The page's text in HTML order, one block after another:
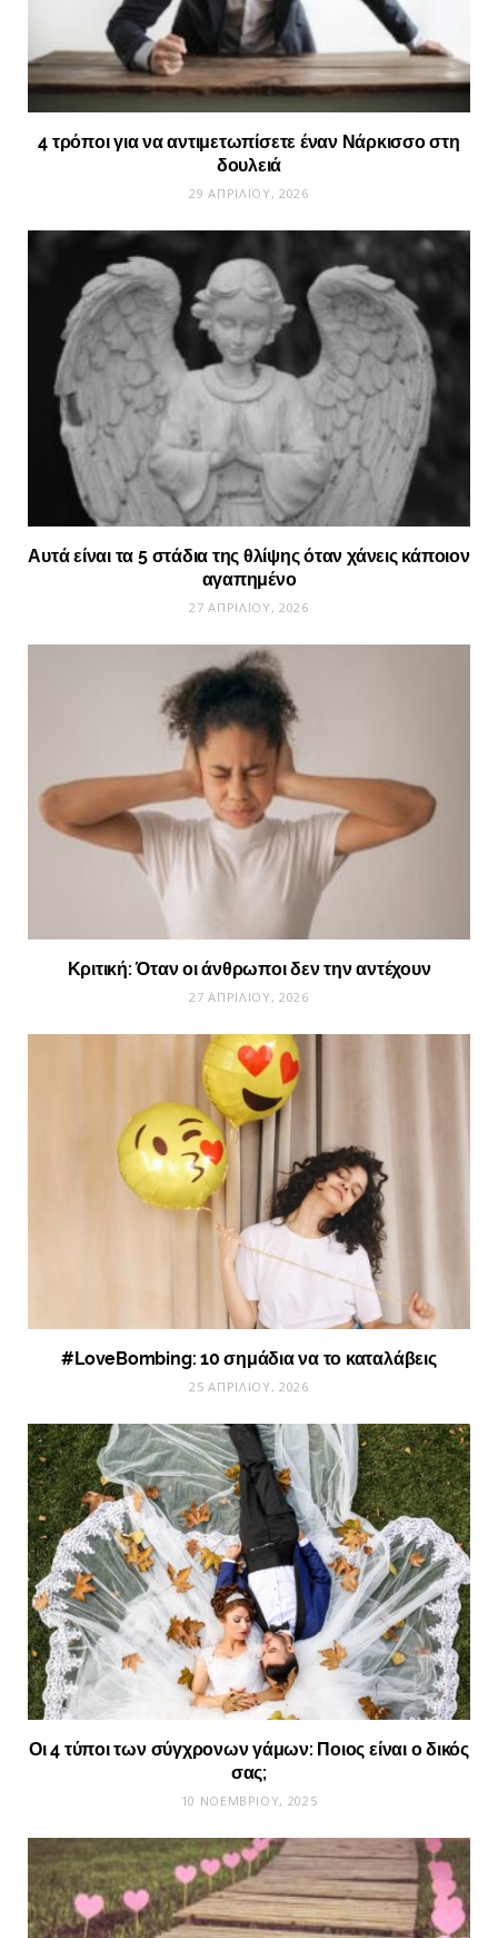
4 τρόποι για να αντιμετωπίσετε έναν Νάρκισσο στη
δουλειά
29 ΑΠΡΙΛΊΟΥ, 2026
Αυτά είναι τα 5 στάδια της θλίψης όταν χάνεις κάποιον
αγαπημένο
27 ΑΠΡΙΛΊΟΥ, 2026
Κριτική: Όταν οι άνθρωποι δεν την αντέχουν
27 ΑΠΡΙΛΊΟΥ, 2026
#LoveBombing: 10 σημάδια να το καταλάβεις
25 ΑΠΡΙΛΊΟΥ, 2026
Οι 4 τύποι των σύγχρονων γάμων: Ποιος είναι ο δικός
σας;
10 ΝΟΕΜΒΡΊΟΥ, 2025